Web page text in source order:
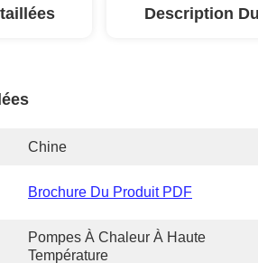
Description
Chine
Brochure Du Produit PDF
Pompes À Chaleur À Haute
Température